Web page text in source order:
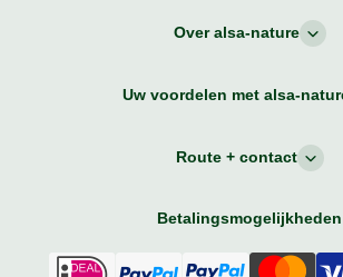
Over alsa-nature
Uw voordelen met alsa-
Route + contact
Betalingsmogelijkheden